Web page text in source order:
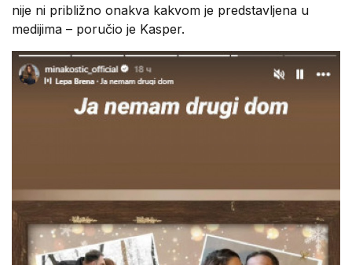
nije ni približno onakva kakvom je predstavljena u
medijima – poručio je Kasper.